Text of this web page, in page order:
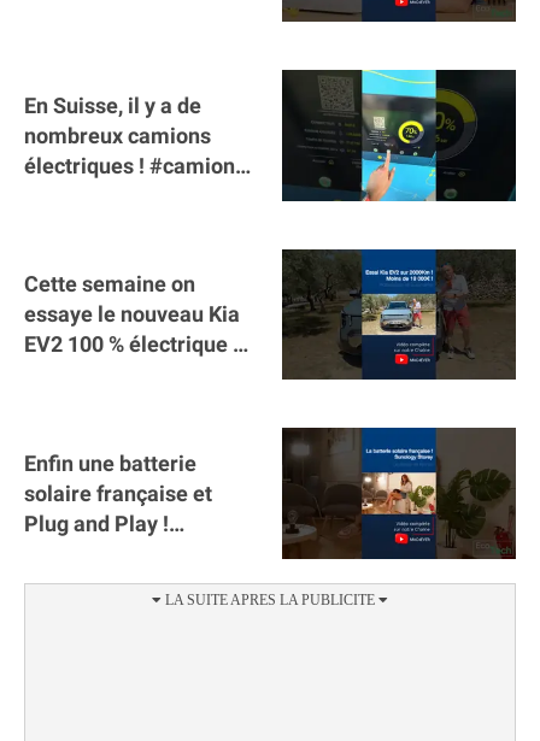
En Suisse, il y a de
nombreux camions
électriques ! #camion
Cette semaine on
essaye le nouveau Kia
EV2 100 % électrique ⚡️!
Enfin une batterie
solaire française et
Plug and Play !
#batterie @gosunology